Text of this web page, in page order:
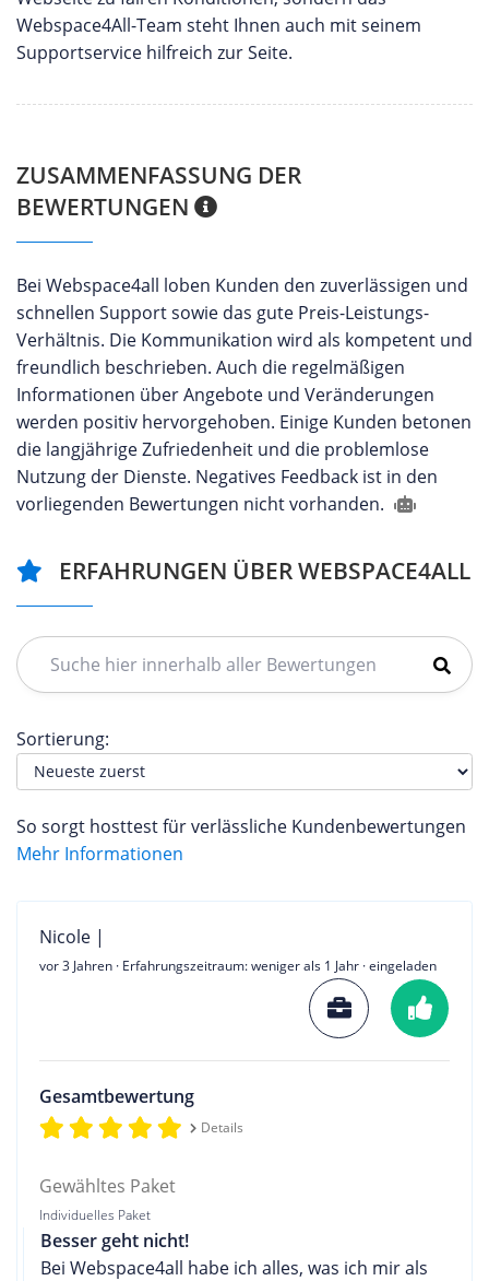
Webspace4All-Team steht Ihnen auch mit seinem
Supportservice hilfreich zur Seite.
ZUSAMMENFASSUNG DER
BEWERTUNGEN
Bei Webspace4all loben Kunden den zuverlässigen und
schnellen Support sowie das gute Preis-Leistungs-
Verhältnis. Die Kommunikation wird als kompetent und
freundlich beschrieben. Auch die regelmäßigen
Informationen über Angebote und Veränderungen
werden positiv hervorgehoben. Einige Kunden betonen
die langjährige Zufriedenheit und die problemlose
Nutzung der Dienste. Negatives Feedback ist in den
vorliegenden Bewertungen nicht vorhanden.
ERFAHRUNGEN ÜBER WEBSPACE4ALL
Sortierung:
So sorgt hosttest für verlässliche Kundenbewertungen
Mehr Informationen
Nicole |
vor 3 Jahren · Erfahrungszeitraum: weniger als 1 Jahr · eingeladen
Gesamtbewertung
Details
Gewähltes Paket
Individuelles Paket
Besser geht nicht!
Bei Webspace4all habe ich alles, was ich mir als